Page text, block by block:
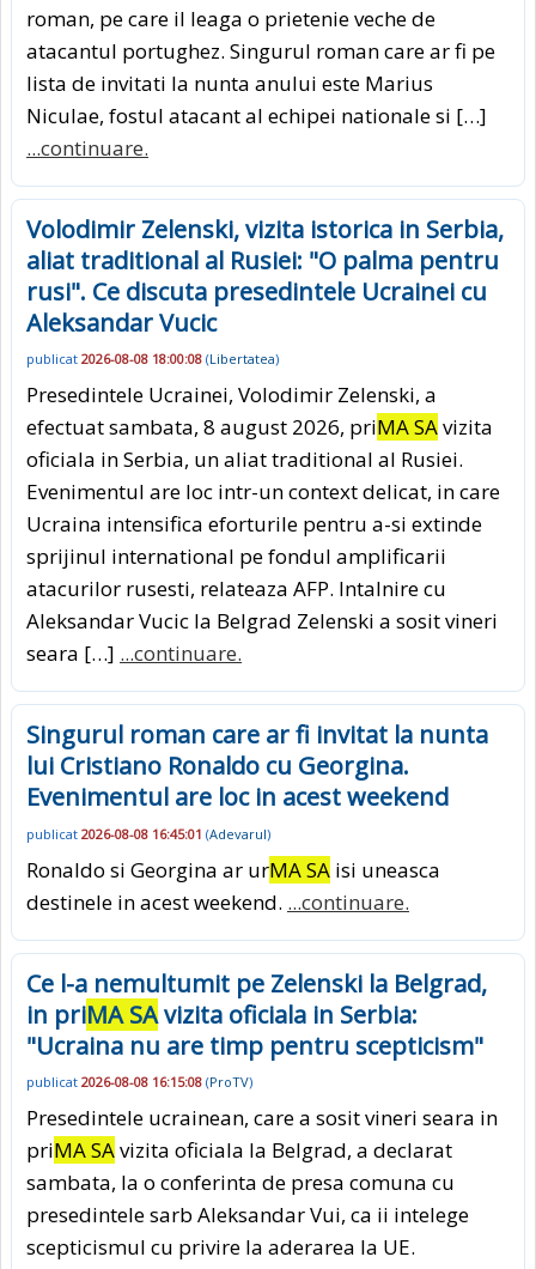
roman, pe care il leaga o prietenie veche de
atacantul portughez. Singurul roman care ar fi pe
lista de invitati la nunta anului este Marius
Niculae, fostul atacant al echipei nationale si […]
...continuare.
Volodimir Zelenski, vizita istorica in Serbia,
aliat traditional al Rusiei: "O palma pentru
rusi". Ce discuta presedintele Ucrainei cu
Aleksandar Vucic
publicat 2026-08-08 18:00:08 (Libertatea)
Presedintele Ucrainei, Volodimir Zelenski, a
efectuat sambata, 8 august 2026, priMA SAvizita
oficiala in Serbia, un aliat traditional al Rusiei.
Evenimentul are loc intr-un context delicat, in care
Ucraina intensifica eforturile pentru a-si extinde
sprijinul international pe fondul amplificarii
atacurilor rusesti, relateaza AFP. Intalnire cu
Aleksandar Vucic la Belgrad Zelenski a sosit vineri
seara […] ...continuare.
Singurul roman care ar fi invitat la nunta
lui Cristiano Ronaldo cu Georgina.
Evenimentul are loc in acest weekend
publicat 2026-08-08 16:45:01 (Adevarul)
Ronaldo si Georgina ar urMA SA isi uneasca
destinele in acest weekend. ...continuare.
Ce l-a nemultumit pe Zelenski la Belgrad,
in priMA SAvizita oficiala in Serbia:
"Ucraina nu are timp pentru scepticism"
publicat 2026-08-08 16:15:08 (ProTV)
Presedintele ucrainean, care a sosit vineri seara in
priMA SAvizita oficiala la Belgrad, a declarat
sambata, la o conferinta de presa comuna cu
presedintele sarb Aleksandar Vui, ca ii intelege
scepticismul cu privire la aderarea la UE.